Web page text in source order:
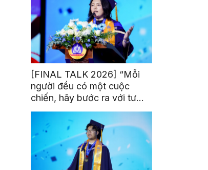
[FINAL TALK 2026] “Mỗi
người đều có một cuộc
chiến, hãy bước ra với tư
thế của người chiến thắng”